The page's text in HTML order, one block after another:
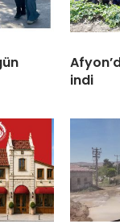
indi